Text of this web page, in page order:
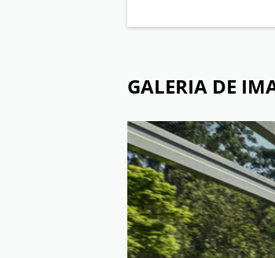
GALERIA DE